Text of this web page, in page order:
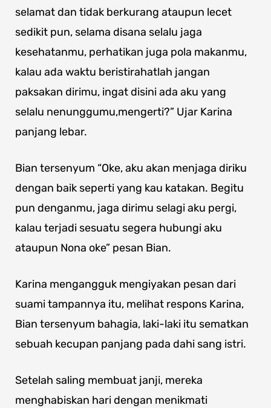
selamat dan tidak berkurang ataupun lecet
sedikit pun, selama disana selalu jaga
kesehatanmu, perhatikan juga pola makanmu,
kalau ada waktu beristirahatlah jangan
paksakan dirimu, ingat disini ada aku yang
selalu nenunggumu,mengerti?” Ujar Karina
panjang lebar.
Bian tersenyum “Oke, aku akan menjaga diriku
dengan baik seperti yang kau katakan. Begitu
pun denganmu, jaga dirimu selagi aku pergi,
kalau terjadi sesuatu segera hubungi aku
ataupun Nona oke” pesan Bian.
Karina mengangguk mengiyakan pesan dari
suami tampannya itu, melihat respons Karina,
Bian tersenyum bahagia, laki-laki itu sematkan
sebuah kecupan panjang pada dahi sang istri.
Setelah saling membuat janji, mereka
menghabiskan hari dengan menikmati